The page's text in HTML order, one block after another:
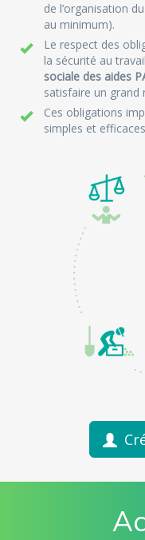
de l’organisation
au minimum).
Le respect des
la sécurité au
sociale des aides
satisfaire un
Ces obligations
simples et